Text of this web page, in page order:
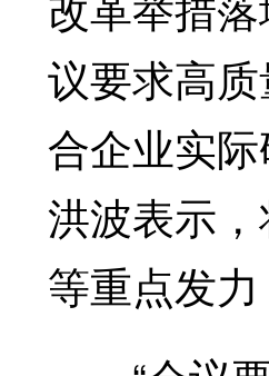
议要求高
合企业实
洪波表示
等重点发